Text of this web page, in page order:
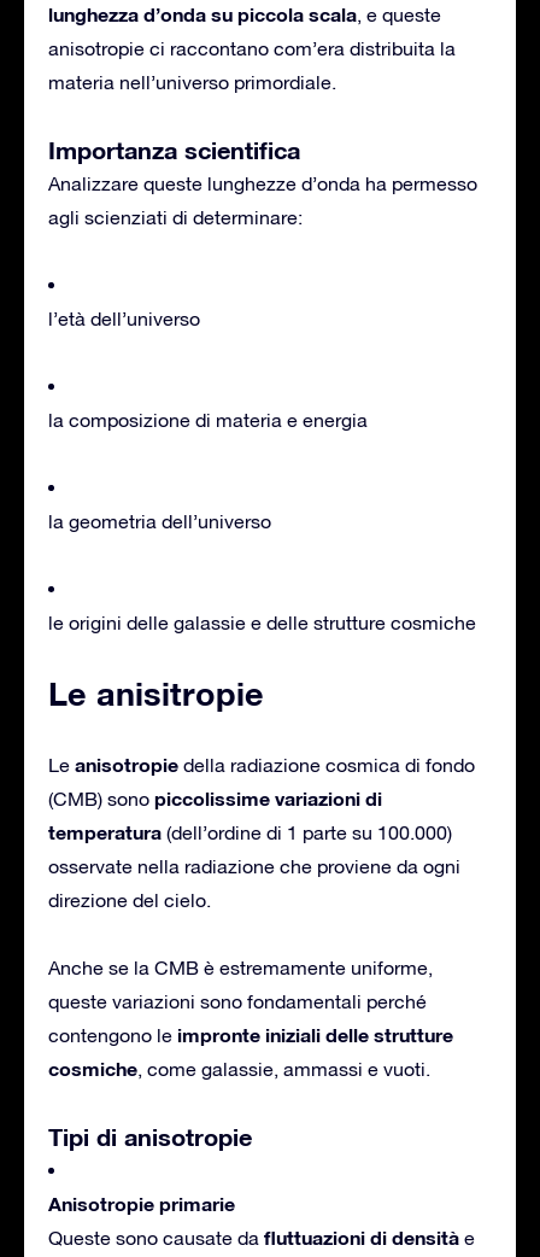
lunghezza d’onda su piccola scala, e queste
anisotropie ci raccontano com’era distribuita la
materia nell’universo primordiale.
Importanza scientifica
Analizzare queste lunghezze d’onda ha permesso
agli scienziati di determinare:
l’età dell’universo
la composizione di materia e energia
la geometria dell’universo
le origini delle galassie e delle strutture cosmiche
Le anisitropie
Le anisotropie della radiazione cosmica di fondo
(CMB) sono piccolissime variazioni di
temperatura (dell’ordine di 1 parte su 100.000)
osservate nella radiazione che proviene da ogni
direzione del cielo.
Anche se la CMB è estremamente uniforme,
queste variazioni sono fondamentali perché
contengono le impronte iniziali delle strutture
cosmiche, come galassie, ammassi e vuoti.
Tipi di anisotropie
Anisotropie primarie
Queste sono causate da fluttuazioni di densità e